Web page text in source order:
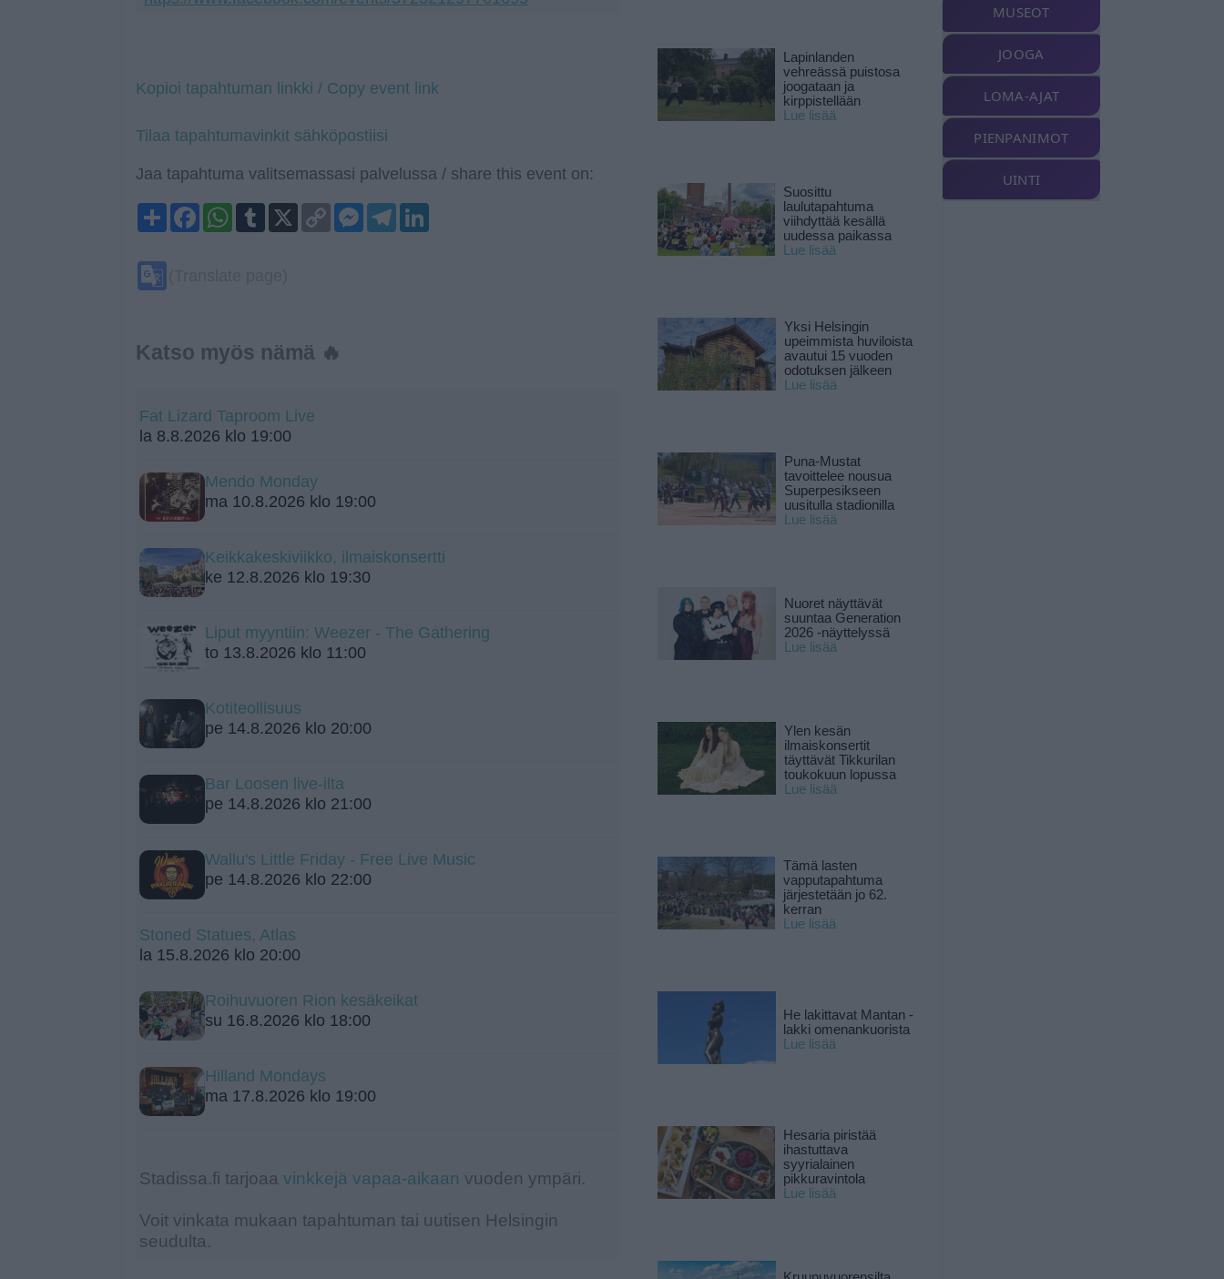
Kopioi tapahtuman linkki / Copy event link
Tilaa tapahtumavinkit sähköpostiisi
Jaa tapahtuma valitsemassasi palvelussa / share this event on:
ShareFacebook
WhatsApp
Tumblr
Copy
Link
Messenger
Telegram
Katso myös nämä 🔥
Fat Lizard Taproom Live
la 8.8.2026 klo 19:00
Mendo Monday
ma 10.8.2026 klo 19:00
Keikkakeskiviikko, ilmaiskonsertti
ke 12.8.2026 klo 19:30
Liput myyntiin: Weezer - The Gathering
to 13.8.2026 klo 11:00
Kotiteollisuus
pe 14.8.2026 klo 20:00
Bar Loosen live-ilta
pe 14.8.2026 klo 21:00
Wallu's Little Friday - Free Live Music
pe 14.8.2026 klo 22:00
Stoned Statues, Atlas
la 15.8.2026 klo 20:00
Roihuvuoren Rion kesäkeikat
su 16.8.2026 klo 18:00
Hilland Mondays
ma 17.8.2026 klo 19:00
Stadissa.fi tarjoaa vinkkejä vapaa-aikaan vuoden ympäri.
Voit vinkata mukaan tapahtuman tai uutisen Helsingin
seudulta.
Lapinlanden
vehreässä puistosa
joogataan ja
kirppistellään
Lue lisää
Suosittu
laulutapahtuma
viihdyttää kesällä
uudessa paikassa
Lue lisää
Yksi Helsingin
upeimmista huviloista
avautui 15 vuoden
odotuksen jälkeen
Lue lisää
Puna-Mustat
tavoittelee nousua
Superpesikseen
uusitulla stadionilla
Lue lisää
Nuoret näyttävät
suuntaa Generation
2026 -näyttelyssä
Lue lisää
Ylen kesän
ilmaiskonsertit
täyttävät Tikkurilan
toukokuun lopussa
Lue lisää
Tämä lasten
vapputapahtuma
järjestetään jo 62.
kerran
Lue lisää
He lakittavat Mantan -
lakki omenankuorista
Lue lisää
Hesaria piristää
ihastuttava
syyrialainen
pikkuravintola
Lue lisää
MUSEOT
JOOGA
LOMA-AJAT
PIENPANIMOT
UINTI